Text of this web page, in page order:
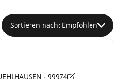
Sortieren nach: Empfohlen
- 99974